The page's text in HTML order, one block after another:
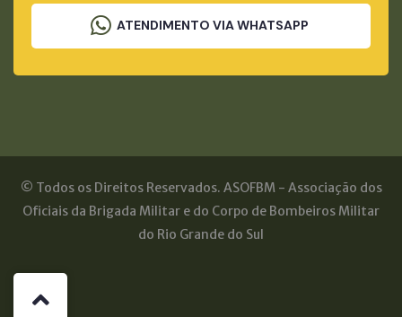
ATENDIMENTO VIA WHATSAPP
© Todos os Direitos Reservados. ASOFBM - Associação dos
Oficiais da Brigada Militar e do Corpo de Bombeiros Militar
do Rio Grande do Sul